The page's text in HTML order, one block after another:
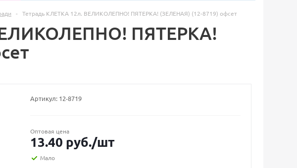
- Тетрадь КЛЕТКА 12л. ВЕЛИКОЛЕПНО! ПЯТЕРКА! (ЗЕЛЕНАЯ) (12-8719) офсет
ПЯТЕРКА!
Артикул: 12-8719
Оптовая цена
13.40 руб./шт
Мало